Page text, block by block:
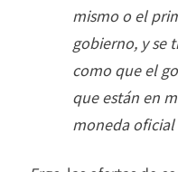
mismo o el
gobierno, y se
como que el
que están en
moneda oficial